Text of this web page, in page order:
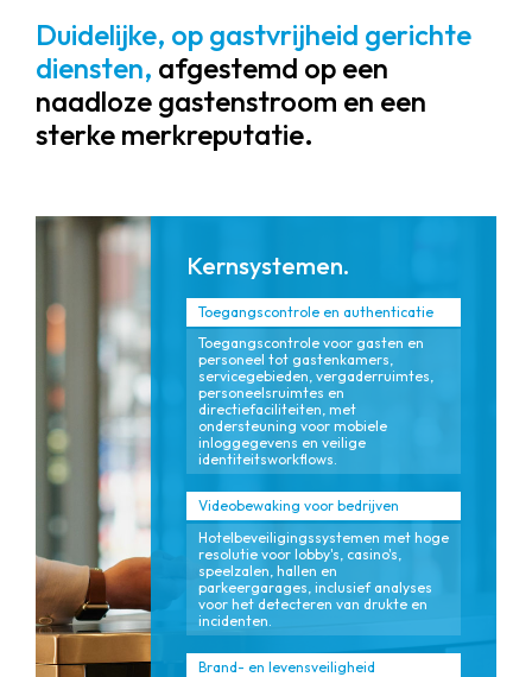
Duidelijke, op gastvrijheid gerichte
diensten, afgestemd op een
naadloze gastenstroom en een
sterke merkreputatie.
Kernsystemen.
Toegangscontrole en authenticatie
Toegangscontrole voor gasten en
personeel tot gastenkamers,
servicegebieden, vergaderruimtes,
personeelsruimtes en
directiefaciliteiten, met
ondersteuning voor mobiele
inloggegevens en veilige
identiteitsworkflows.
Videobewaking voor bedrijven
Hotelbeveiligingssystemen met hoge
resolutie voor lobby's, casino's,
speelzalen, hallen en
parkeergarages, inclusief analyses
voor het detecteren van drukte en
incidenten.
Brand- en levensveiligheid